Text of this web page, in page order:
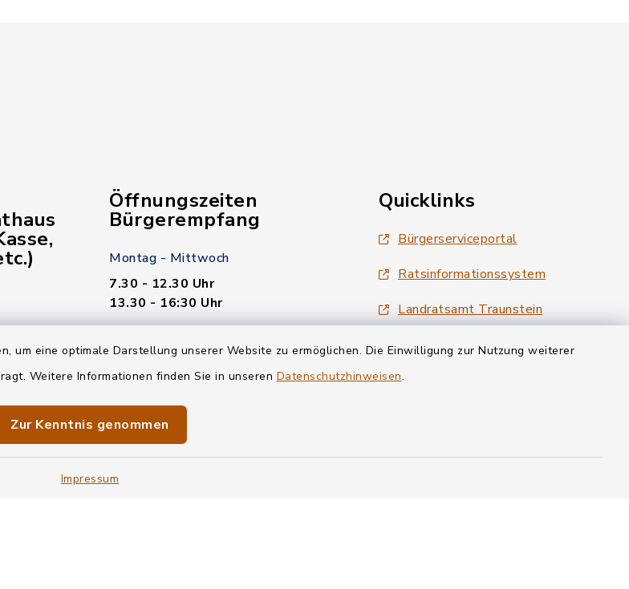
um eine optimale Darstellung unserer Website zu ermöglichen. Die Einwilligung zur Nutzung weiterer
Weitere Informationen finden Sie in unseren Datenschutzhinweisen.
Zur Kenntnis genommen
Impressum
Öffnungszeiten
Bürgerempfang
Montag - Mittwoch
7.30 - 12.30 Uhr
13.30 - 16:30 Uhr
Freitag
Quicklinks
Bürgerserviceportal
Ratsinformationssystem
Landratsamt Traunstein
Tourismus Siegsdorf
Wirtschaftsregion Chiemgau